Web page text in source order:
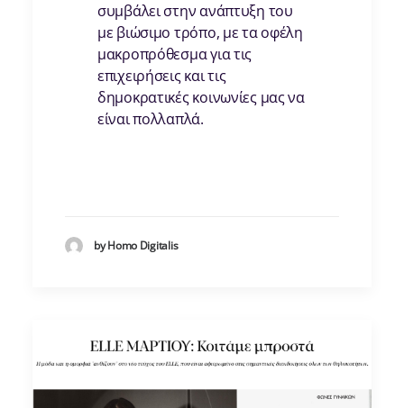
συμβάλει στην ανάπτυξη του
με βιώσιμο τρόπο, με τα οφέλη
μακροπρόθεσμα για τις
επιχειρήσεις και τις
δημοκρατικές κοινωνίες μας να
είναι πολλαπλά.
by Homo Digitalis